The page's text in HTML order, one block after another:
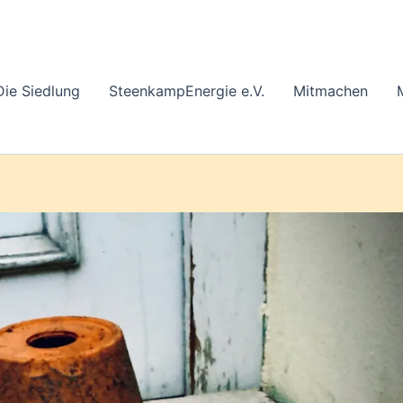
Siedlung SteenkampEnergie e.V. Mitmachen